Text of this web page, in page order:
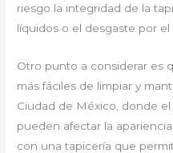
riesgo la integridad de la
líquidos o el desgaste por
Otro punto a considerar es
más fáciles de limpiar y
Ciudad de México, donde
pueden afectar la
con una tapicería que